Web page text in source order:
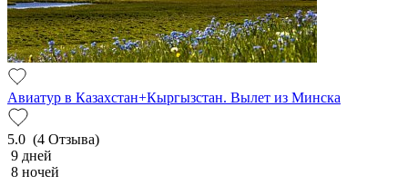
Авиатур в Казахстан+Кыргызстан. Вылет из Минска
5.0 (4 Отзыва)
9 дней
8 ночей